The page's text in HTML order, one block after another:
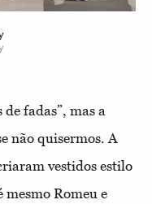
fadas”, mas a
não quisermos. A
vestidos estilo
Romeu e